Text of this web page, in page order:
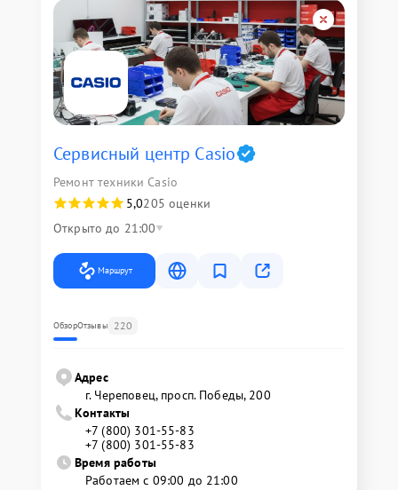
Сервисный центр Casio
Ремонт техники Casio
5,0205 оценки
Открыто до 21:00
Маршрут
ОбзорОтзывы 220
Адрес
г. Череповец, просп. Победы, 200
Контакты
+7 (800) 301-55-83
+7 (800) 301-55-83
Время работы
Работаем с 09:00 до 21:00